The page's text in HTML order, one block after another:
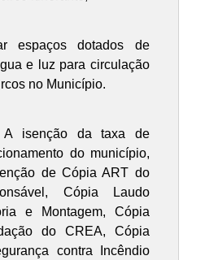
espaços dotados de
e luz para circulação
no Município.
A isenção da taxa de
do município,
de Cópia ART do
Cópia Laudo
e Montagem, Cópia
do CREA, Cópia
contra Incêndio